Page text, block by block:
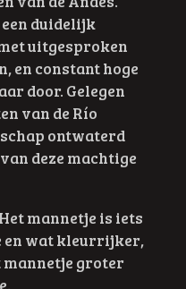
duidelijk
uitgesproken
en constant hoge
door. Gelegen
van de Río
ontwaterd
deze machtige
mannetje is iets
en wat kleurrijker,
mannetje groter